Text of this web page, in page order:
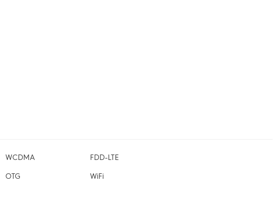
WCDMA FDD-LTE
OTG WiFi